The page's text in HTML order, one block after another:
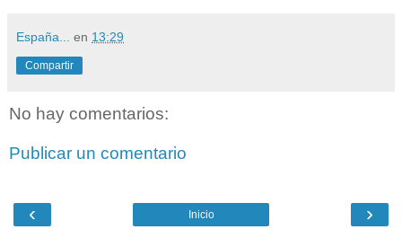
España... en 13:29
Compartir
No hay comentarios:
Publicar un comentario
‹ ›
Inicio